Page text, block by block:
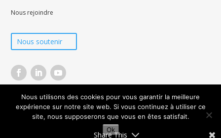
Nous rejoindre
Nous soutenir
© Météo et Climat 2026 – Mentions légales Données personnelles
Share This
Nous utilisons des cookies pour vous garantir la meilleure
expérience sur notre site web. Si vous continuez à utiliser ce
site, nous supposerons que vous en êtes satisfait.
Ok